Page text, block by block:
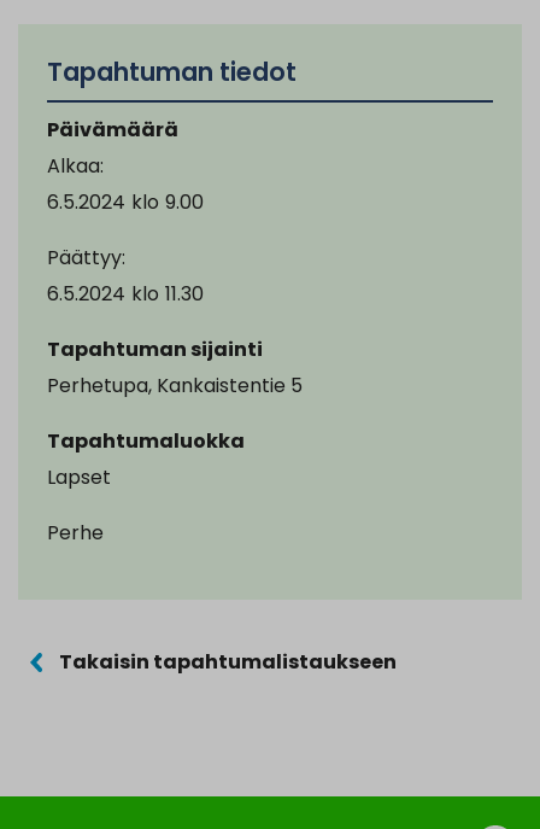
Tapahtuman tiedot
Päivämäärä
Alkaa:
6.5.2024 klo 9.00
Päättyy:
6.5.2024 klo 11.30
Tapahtuman sijainti
Perhetupa, Kankaistentie 5
Tapahtumaluokka
Lapset
Perhe
Takaisin tapahtumalistaukseen